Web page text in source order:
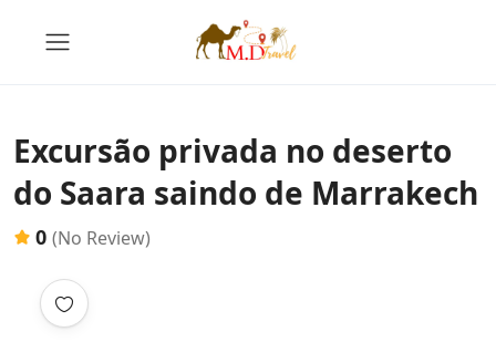
Excursão privada no deserto
do Saara saindo de Marrakech
0 (No Review)